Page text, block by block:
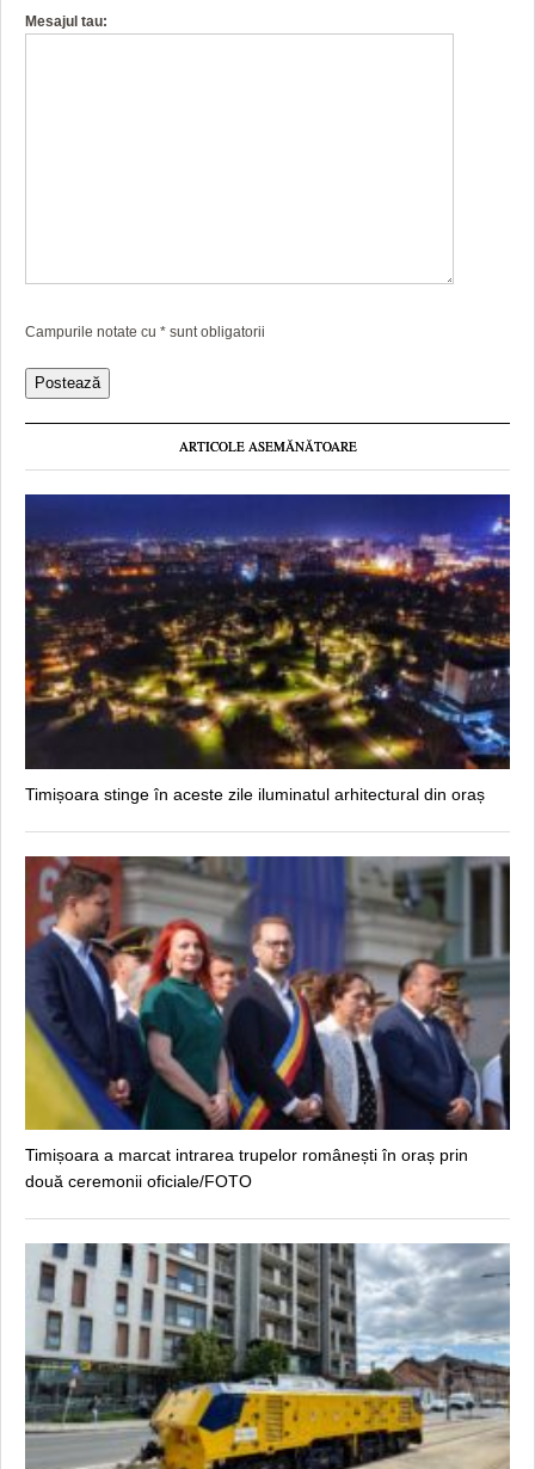
Mesajul tau:
Campurile notate cu * sunt obligatorii
ARTICOLE ASEMĂNĂTOARE
Timișoara stinge în aceste zile iluminatul arhitectural din oraș
Timișoara a marcat intrarea trupelor românești în oraș prin
două ceremonii oficiale/FOTO